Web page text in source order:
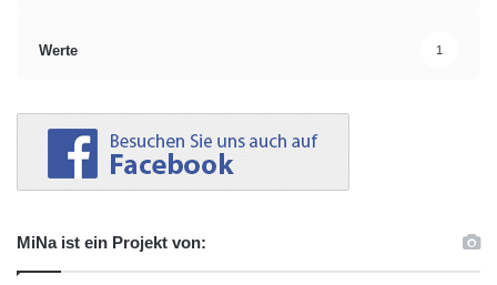
Werte 1
MiNa ist ein Projekt von: